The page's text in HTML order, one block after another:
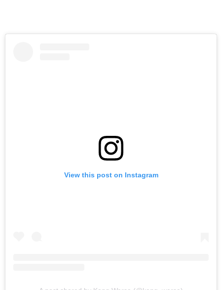
View this post on Instagram